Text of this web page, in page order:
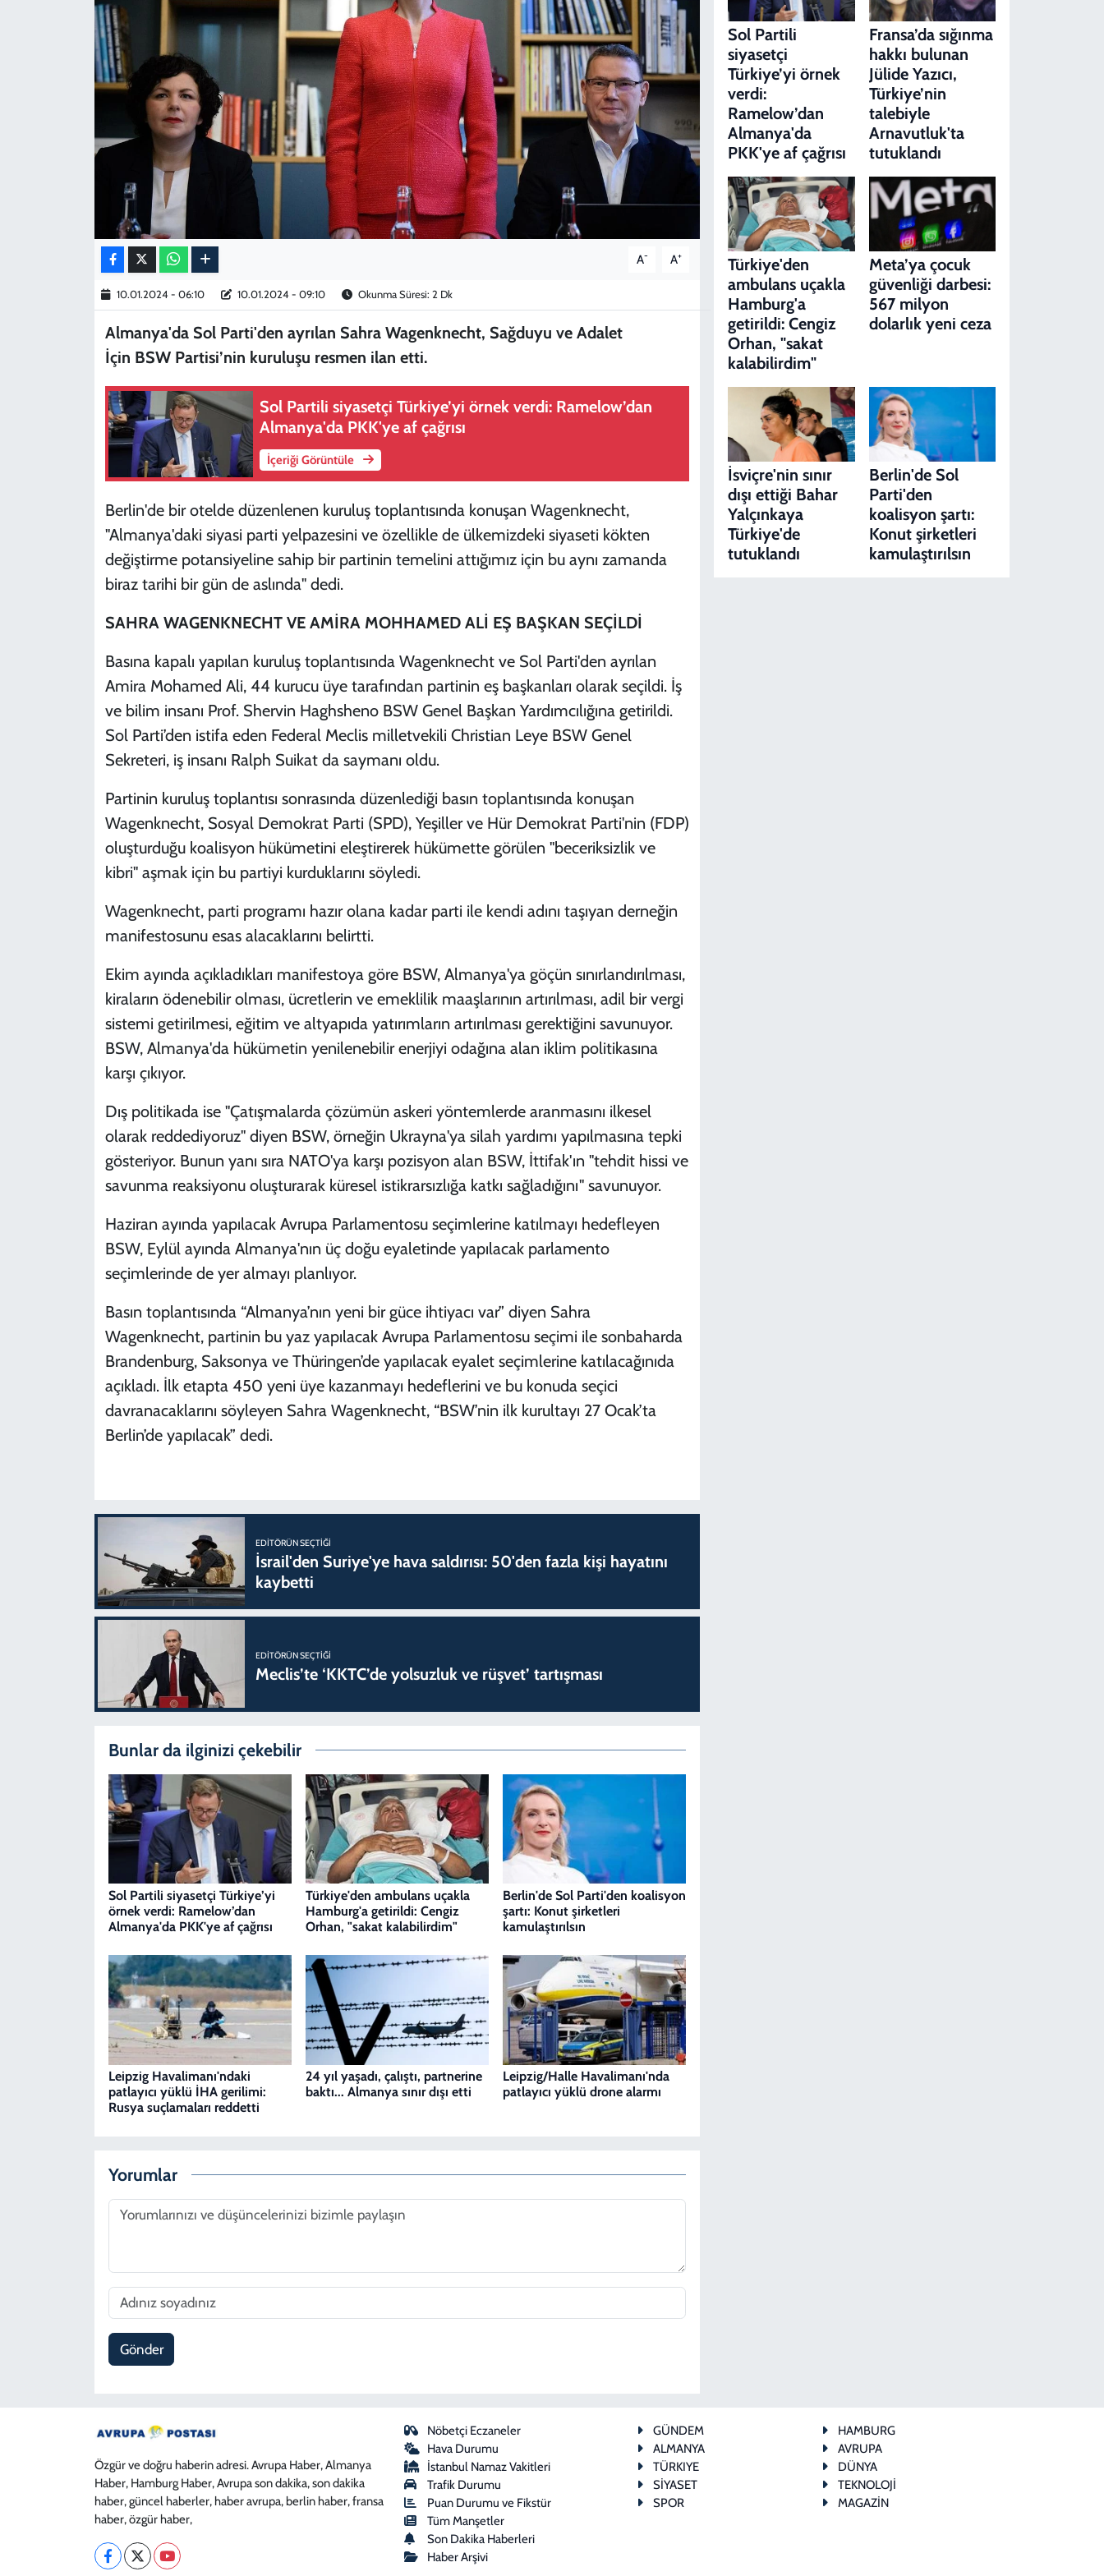
A- A+
10.01.2024 - 06:10 10.01.2024 - 09:10 Okunma Süresi: 2 Dk
Almanya'da Sol Parti'den ayrılan Sahra Wagenknecht, Sağduyu ve Adalet
İçin BSW Partisi’nin kuruluşu resmen ilan etti.
Sol Partili siyasetçi Türkiye’yi örnek verdi: Ramelow’dan
Almanya'da PKK'ye af çağrısı
İçeriği Görüntüle
Berlin'de bir otelde düzenlenen kuruluş toplantısında konuşan Wagenknecht,
"Almanya'daki siyasi parti yelpazesini ve özellikle de ülkemizdeki siyaseti kökten
değiştirme potansiyeline sahip bir partinin temelini attığımız için bu aynı zamanda
biraz tarihi bir gün de aslında" dedi.
SAHRA WAGENKNECHT VE AMİRA MOHHAMED ALİ EŞ BAŞKAN SEÇİLDİ
Basına kapalı yapılan kuruluş toplantısında Wagenknecht ve Sol Parti'den ayrılan
Amira Mohamed Ali, 44 kurucu üye tarafından partinin eş başkanları olarak seçildi. İş
ve bilim insanı Prof. Shervin Haghsheno BSW Genel Başkan Yardımcılığına getirildi.
Sol Parti’den istifa eden Federal Meclis milletvekili Christian Leye BSW Genel
Sekreteri, iş insanı Ralph Suikat da saymanı oldu.
Partinin kuruluş toplantısı sonrasında düzenlediği basın toplantısında konuşan
Wagenknecht, Sosyal Demokrat Parti (SPD), Yeşiller ve Hür Demokrat Parti'nin (FDP)
oluşturduğu koalisyon hükümetini eleştirerek hükümette görülen "beceriksizlik ve
kibri" aşmak için bu partiyi kurduklarını söyledi.
Wagenknecht, parti programı hazır olana kadar parti ile kendi adını taşıyan derneğin
manifestosunu esas alacaklarını belirtti.
Ekim ayında açıkladıkları manifestoya göre BSW, Almanya'ya göçün sınırlandırılması,
kiraların ödenebilir olması, ücretlerin ve emeklilik maaşlarının artırılması, adil bir vergi
sistemi getirilmesi, eğitim ve altyapıda yatırımların artırılması gerektiğini savunuyor.
BSW, Almanya'da hükümetin yenilenebilir enerjiyi odağına alan iklim politikasına
karşı çıkıyor.
Dış politikada ise "Çatışmalarda çözümün askeri yöntemlerde aranmasını ilkesel
olarak reddediyoruz" diyen BSW, örneğin Ukrayna'ya silah yardımı yapılmasına tepki
gösteriyor. Bunun yanı sıra NATO'ya karşı pozisyon alan BSW, İttifak'ın "tehdit hissi ve
savunma reaksiyonu oluşturarak küresel istikrarsızlığa katkı sağladığını" savunuyor.
Haziran ayında yapılacak Avrupa Parlamentosu seçimlerine katılmayı hedefleyen
BSW, Eylül ayında Almanya'nın üç doğu eyaletinde yapılacak parlamento
seçimlerinde de yer almayı planlıyor.
Basın toplantısında “Almanya’nın yeni bir güce ihtiyacı var” diyen Sahra
Wagenknecht, partinin bu yaz yapılacak Avrupa Parlamentosu seçimi ile sonbaharda
Brandenburg, Saksonya ve Thüringen’de yapılacak eyalet seçimlerine katılacağınıda
açıkladı. İlk etapta 450 yeni üye kazanmayı hedeflerini ve bu konuda seçici
davranacaklarını söyleyen Sahra Wagenknecht, “BSW’nin ilk kurultayı 27 Ocak’ta
Berlin’de yapılacak” dedi.
EDITÖRÜN SEÇTIĞI
İsrail'den Suriye'ye hava saldırısı: 50'den fazla kişi hayatını
kaybetti
EDITÖRÜN SEÇTIĞI
Meclis’te ‘KKTC’de yolsuzluk ve rüşvet’ tartışması
Bunlar da ilginizi çekebilir
Sol Partili siyasetçi Türkiye’yi
örnek verdi: Ramelow’dan
Almanya'da PKK'ye af çağrısı
Türkiye'den ambulans uçakla
Hamburg'a getirildi: Cengiz
Orhan, "sakat kalabilirdim"
Berlin'de Sol Parti'den koalisyon
şartı: Konut şirketleri
kamulaştırılsın
Leipzig Havalimanı'ndaki
patlayıcı yüklü İHA gerilimi:
Rusya suçlamaları reddetti
24 yıl yaşadı, çalıştı, partnerine
baktı... Almanya sınır dışı etti
Leipzig/Halle Havalimanı'nda
patlayıcı yüklü drone alarmı
Yorumlar
Gönder
Sol Partili
siyasetçi
Türkiye’yi örnek
verdi:
Ramelow’dan
Almanya'da
PKK'ye af çağrısı
Fransa’da sığınma
hakkı bulunan
Jülide Yazıcı,
Türkiye’nin
talebiyle
Arnavutluk'ta
tutuklandı
Türkiye'den
ambulans uçakla
Hamburg'a
getirildi: Cengiz
Orhan, "sakat
kalabilirdim"
Meta’ya çocuk
güvenliği darbesi:
567 milyon
dolarlık yeni ceza
İsviçre'nin sınır
dışı ettiği Bahar
Yalçınkaya
Türkiye'de
tutuklandı
Berlin'de Sol
Parti'den
koalisyon şartı:
Konut şirketleri
kamulaştırılsın
Özgür ve doğru haberin adresi. Avrupa Haber, Almanya
Haber, Hamburg Haber, Avrupa son dakika, son dakika
haber, güncel haberler, haber avrupa, berlin haber, fransa
haber, özgür haber,
Nöbetçi Eczaneler
Hava Durumu
İstanbul Namaz Vakitleri
Trafik Durumu
Puan Durumu ve Fikstür
Tüm Manşetler
Son Dakika Haberleri
Haber Arşivi
GÜNDEM
HAMBURG
ALMANYA
AVRUPA
TÜRKIYE
DÜNYA
SİYASET
TEKNOLOJİ
SPOR
MAGAZİN
YAZARLAR